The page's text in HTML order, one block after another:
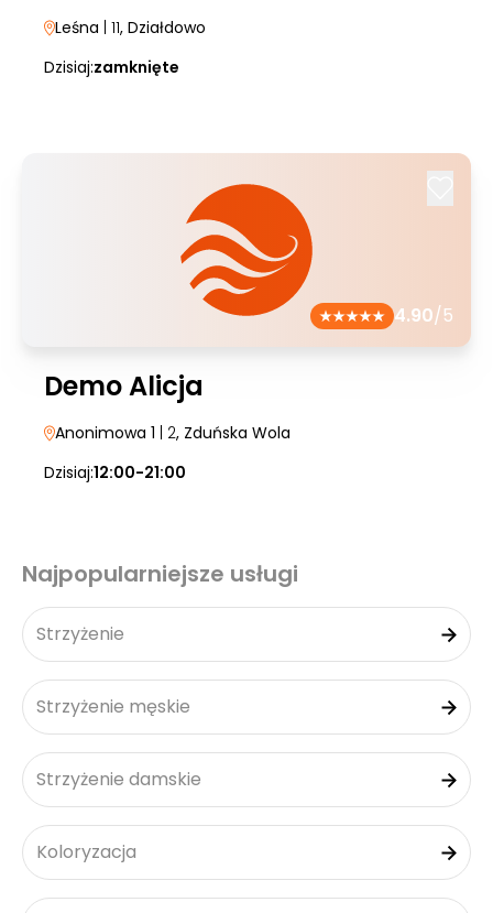
Leśna | 11, Działdowo
Dzisiaj:zamknięte
4.90/5
Demo Alicja
Anonimowa 1 | 2, Zduńska Wola
Dzisiaj:12:00-21:00
Najpopularniejsze usługi
Strzyżenie
Strzyżenie męskie
Strzyżenie damskie
Koloryzacja